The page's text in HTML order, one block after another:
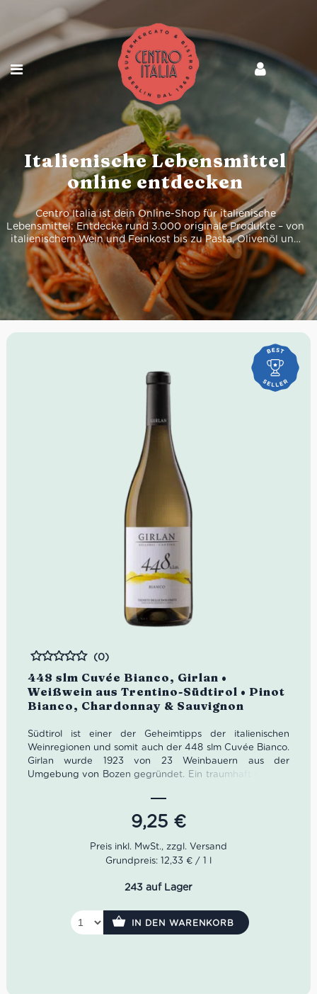
Italienische Lebensmittel
online entdecken
Centro Italia ist dein Online-Shop für italienische
Lebensmittel: Entdecke rund 3.000 originale Produkte – von
italienischem Wein und Feinkost bis zu Pasta, Olivenöl und
Spirituosen, bequem online bestellt und geliefert.
448 slm Cuvée Bianco, Girlan •
Weißwein aus Trentino-Südtirol • Pinot
Bianco, Chardonnay & Sauvignon
Bewertet
(0)
Südtirol ist einer der Geheimtipps der italienischen
Weinregionen und somit auch der 448 slm Cuvée Bianco.
Girlan wurde 1923 von 23 Weinbauern aus der
Umgebung von Bozen gegründet. Ein traumhaft schöner
Die alten Gemäuer der Kellergänge bieten optimale
Bedingungen für die Lagerung der Weine. Heute sind
etwa 200 Winzerfamilien Teil von Girlan. Kellermeister
Gerhard Kofler pflegt dafür einen regen Austausch.
Farbe: Strohgelb, grüne Reflexe
Geruch: tropische Früchte, Stachelbeere, Pfeffer
Geschmack: frisch, mineralisch, angenehme Säure
9,25 €
Grundpreis: 12,33 € / 1 l
243 auf Lager
IN DEN WARENKORB